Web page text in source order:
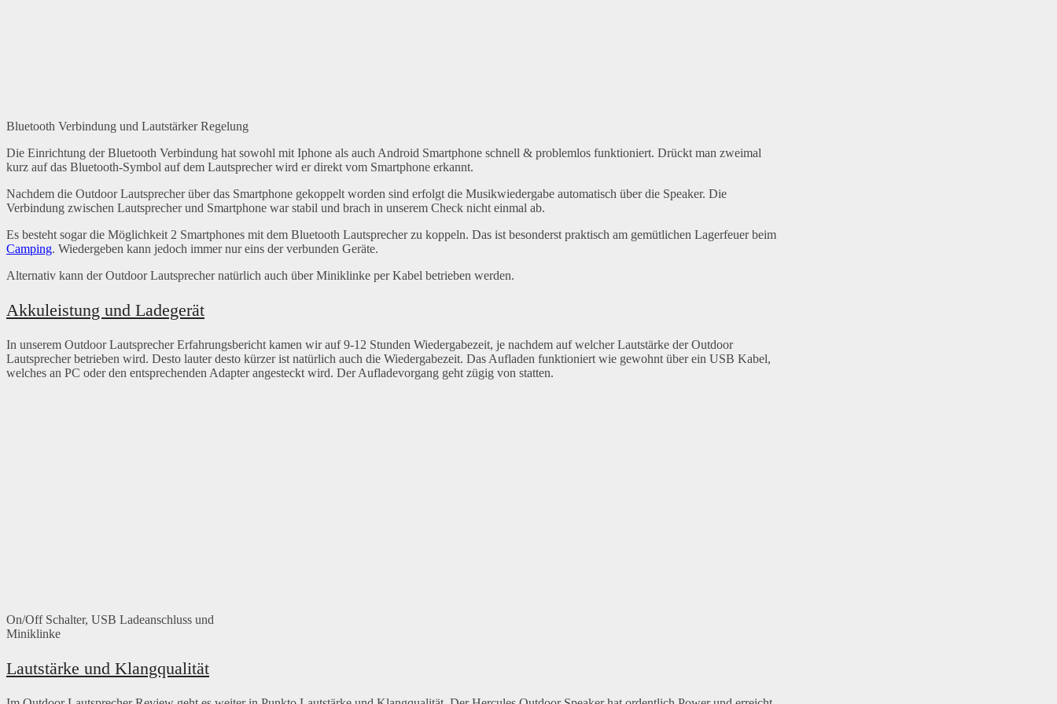
Bluetooth Verbindung und Lautstärker Regelung
Die Einrichtung der Bluetooth Verbindung hat sowohl mit Iphone als auch Android Smartphone schnell & problemlos funktioniert. Drückt man zweimal
kurz auf das Bluetooth-Symbol auf dem Lautsprecher wird er direkt vom Smartphone erkannt.
Nachdem die Outdoor Lautsprecher über das Smartphone gekoppelt worden sind erfolgt die Musikwiedergabe automatisch über die Speaker. Die
Verbindung zwischen Lautsprecher und Smartphone war stabil und brach in unserem Check nicht einmal ab.
Es besteht sogar die Möglichkeit 2 Smartphones mit dem Bluetooth Lautsprecher zu koppeln. Das ist besonderst praktisch am gemütlichen Lagerfeuer beim
Camping. Wiedergeben kann jedoch immer nur eins der verbunden Geräte.
Alternativ kann der Outdoor Lautsprecher natürlich auch über Miniklinke per Kabel betrieben werden.
Akkuleistung und Ladegerät
In unserem Outdoor Lautsprecher Erfahrungsbericht kamen wir auf 9-12 Stunden Wiedergabezeit, je nachdem auf welcher Lautstärke der Outdoor
Lautsprecher betrieben wird. Desto lauter desto kürzer ist natürlich auch die Wiedergabezeit. Das Aufladen funktioniert wie gewohnt über ein USB Kabel,
welches an PC oder den entsprechenden Adapter angesteckt wird. Der Aufladevorgang geht zügig von statten.
On/Off Schalter, USB Ladeanschluss und
Miniklinke
Lautstärke und Klangqualität